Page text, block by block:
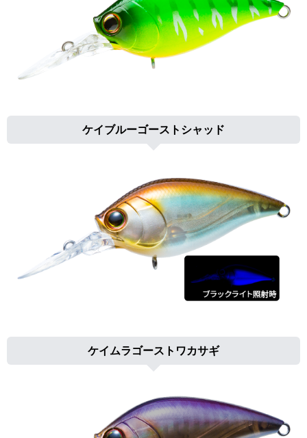
ケイブルーゴーストシャッド
ケイムラゴーストワカサギ